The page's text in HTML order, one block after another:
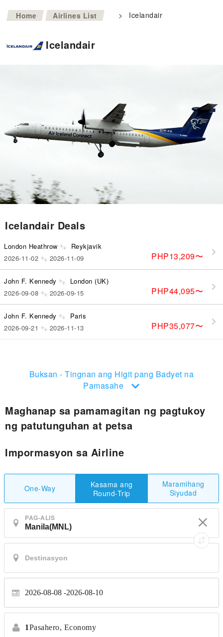
Home >
Airlines List > Icelandair
Icelandair
Icelandair Deals
London Heathrow Reykjavik
PHP13,209〜
2026-11-02 2026-11-09
John F. Kennedy London (UK)
PHP44,095〜
2026-09-08 2026-09-15
John F. Kennedy Paris
PHP35,077〜
2026-09-21 2026-11-13
Buksan - Tingnan ang Higit pang Badyet na
Pamasahe
Maghanap sa pamamagitan ng pagtukoy
ng patutunguhan at petsa
Impormasyon sa Airline
One-Way
Kasama ang
Round-Trip
Maramihang
Siyudad
PAG-ALIS
2026-08-08 2026-08-10
1Pasahero, Economy